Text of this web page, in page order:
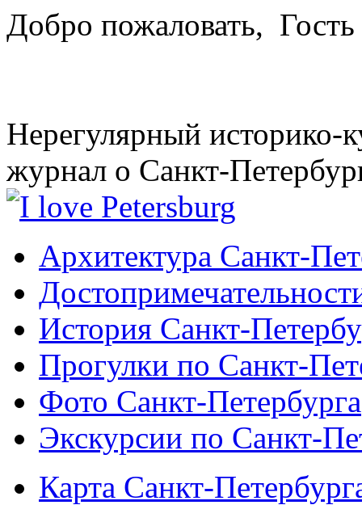
Добро пожаловать, Гость
Нерегулярный историко-
журнал о Санкт-
Архитектура Санкт-
История Санкт-
Прогулки по Санкт-
Фото Санкт-Петербурга
Экскурсии по Санкт-
Карта Санкт-